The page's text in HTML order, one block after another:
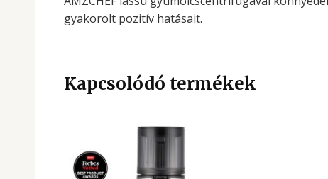
gyakorolt pozitív hatásait.
Kapcsolódó termékek